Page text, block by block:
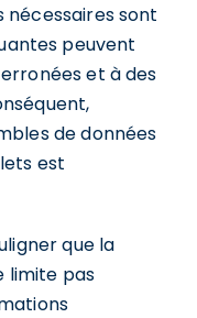
nécessaires sont
peuvent
et à des
de données
est
que la
limite pas